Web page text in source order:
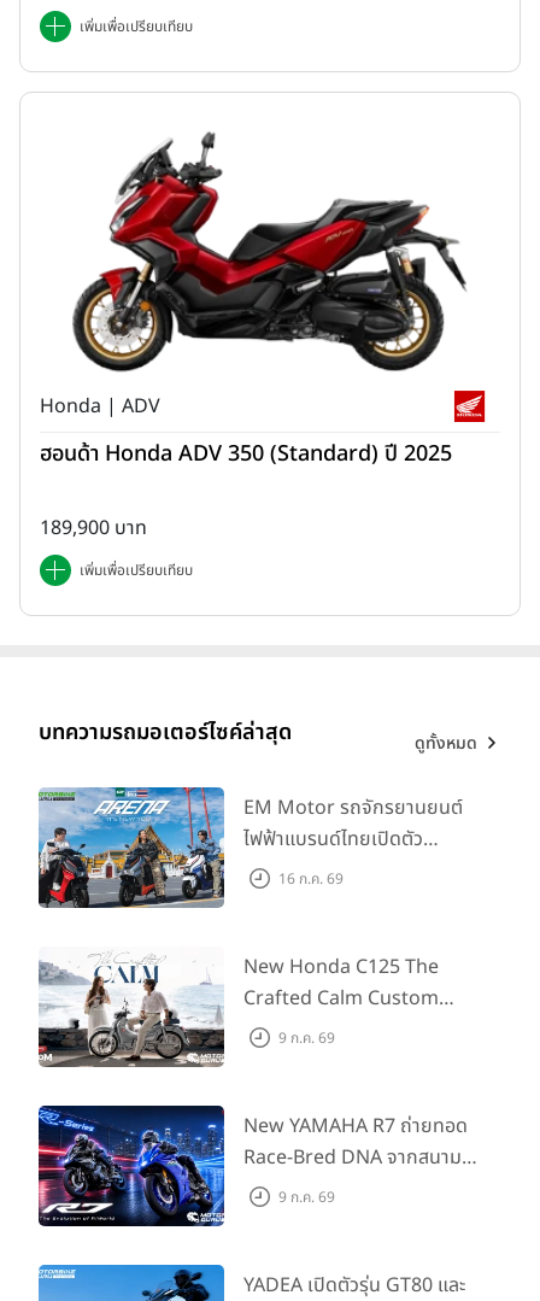
เพิ่มเพื่อเปรียบเทียบ
Honda | ADV
ฮอนด้า Honda ADV 350 (Standard) ปี 2025
189,900 บาท
เพิ่มเพื่อเปรียบเทียบ
บทความรถมอเตอร์ไซค์ล่าสุด ดูทั้งหมด
EM Motor รถจักรยานยนต์
ไฟฟ้าแบรนด์ไทยเปิดตัว
ARENA ที่มาในราคาพิเศษ
555 คันแรกรับฟรี Adapter
Type2 ฟรี
16 ก.ค. 69
New Honda C125 The
Crafted Calm Custom
Edition ถ่ายทอดความคลาสสิ
House Flagship Store ทั่ว
ประเทศ
9 ก.ค. 69
New YAMAHA R7 ถ่ายทอด
Race-Bred DNA จากสนาม
แข่งสู่ซูเปอร์สปอร์ตคลาสกลาง
9 ก.ค. 69
YADEA เปิดตัวรุ่น GT80 และ